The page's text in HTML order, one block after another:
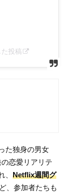
投稿
た独身の男女
恋愛リアリテ
、Netflix週間グ
、参加者たちも